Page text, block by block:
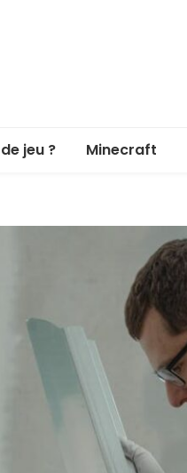
jeu ? Minecraft